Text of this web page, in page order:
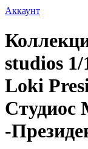
Аккаунт
studios
Loki
Студиос
-